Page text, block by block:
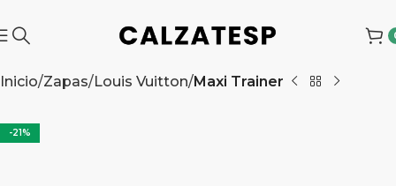
Inicio Zapas Louis Vuitton Maxi Trainer
-21%